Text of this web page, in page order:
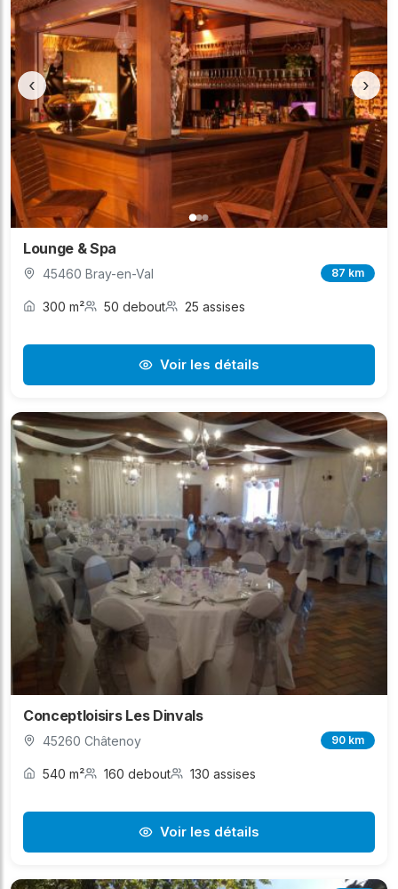
‹ ›
Lounge & Spa
45460 Bray-en-Val 87 km
300 m² 50 debout 25 assises
Voir les détails
Conceptloisirs Les Dinvals
45260 Châtenoy 90 km
540 m² 160 debout 130 assises
Voir les détails